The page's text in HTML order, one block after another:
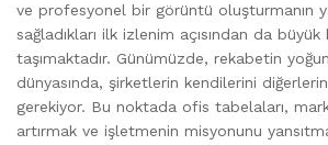
ve profesyonel bir görüntü oluşturmanın
sağladıkları ilk izlenim açısından da
taşımaktadır. Günümüzde, rekabetin
dünyasında, şirketlerin kendilerini
gerekiyor. Bu noktada ofis tabelaları,
artırmak ve işletmenin misyonunu